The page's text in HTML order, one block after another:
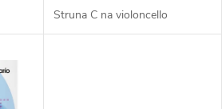
Struna C na violoncello